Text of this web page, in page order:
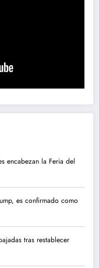
encabezan la Feria del
es confirmado como
tras restablecer